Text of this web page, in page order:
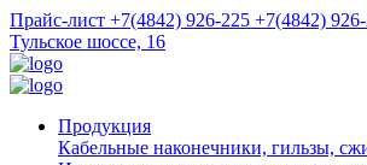
Прайс-лист +7(4842) 926-225 +7(4842)
Тульское шоссе, 16
Продукция
Кабельные наконечники, гильзы,